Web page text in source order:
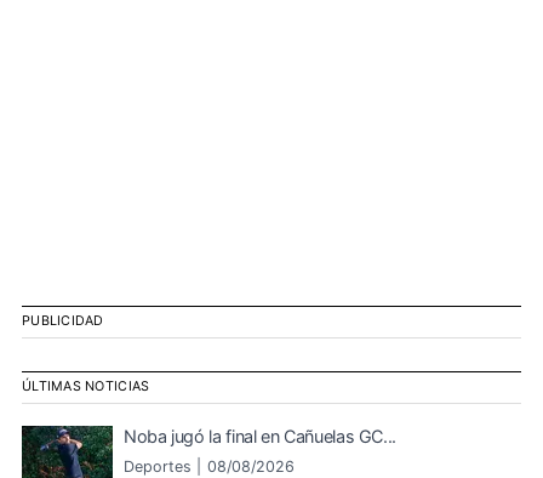
PUBLICIDAD
ÚLTIMAS NOTICIAS
Noba jugó la final en Cañuelas GC...
Deportes | 08/08/2026